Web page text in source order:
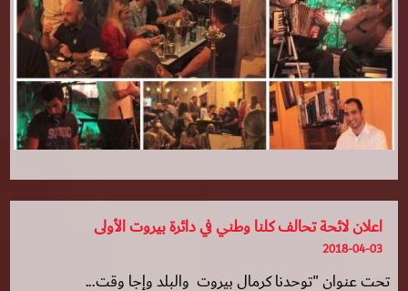
اعلان لائحة تحالف كلنا وطني في دائرة بيروت الأولى
2018-04-03
تحت عنوان "توحدنا كرمال بيروت والبلد وإجا وقت...